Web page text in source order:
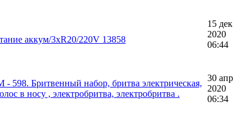
аккум/3xR20/220V 13858
15 дек
2020
06:44
598. Бритвенный набор, бритва электрическая,
в носу , электробритва, электробритва .
30 апр
2020
06:34